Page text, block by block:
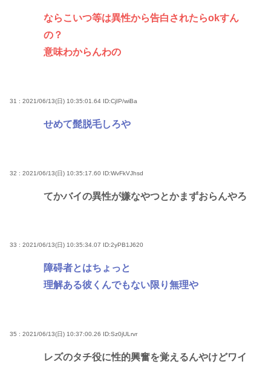
ならこいつ等は異性から告白されたらokすん
の？
意味わからんわの
31 : 2021/06/13(日) 10:35:01.64 ID:CjIP/wiBa
せめて髭脱毛しろや
32 : 2021/06/13(日) 10:35:17.60 ID:WvFkVJhsd
てかバイの異性が嫌なやつとかまずおらんやろ
33 : 2021/06/13(日) 10:35:34.07 ID:2yPB1J620
障碍者とはちょっと
理解ある彼くんでもない限り無理や
35 : 2021/06/13(日) 10:37:00.26 ID:Sz0jULrvr
レズのタチ役に性的興奮を覚えるんやけどワイ